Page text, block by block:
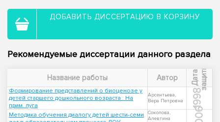
ДОБАВИТЬ ДИССЕРТАЦИЮ В КОРЗИНУ
Рекомендуемые диссертации данного раздела
Название работы Автор Д
а
т
а
з
а
щ
и
т ы
Формирование представлений о биоценозе у
детей старшего дошкольного возраста : На
прим. луга
Арсентьева,
Вера Петровна
1998
Методика обучения диалогу детей шести-семи
Соколова,
Алевтина